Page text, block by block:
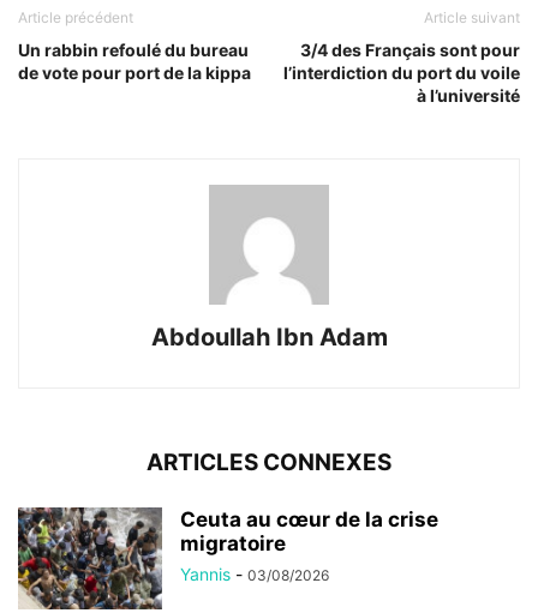
Article précédent
Un rabbin refoulé du bureau
de vote pour port de la kippa
Article suivant
3/4 des Français sont pour
l’interdiction du port du voile
à l’université
Abdoullah Ibn Adam
ARTICLES CONNEXES
Ceuta au cœur de la crise
migratoire
Yannis - 03/08/2026